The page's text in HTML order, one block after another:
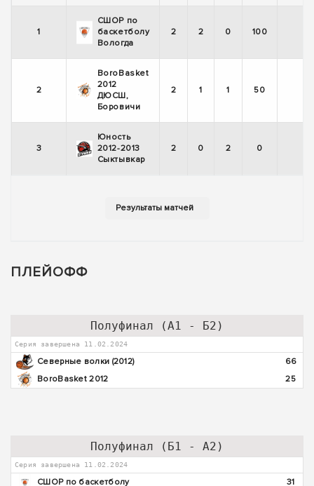
1
СШОР по
баскетболу
Вологда
2 2 0 100
2
BoroBasket
2012
ДЮСШ,
Боровичи
2 1 1 50
3
Юность
2012-2013
Сыктывкар
2 0 2 0
ПЛЕЙОФФ
Полуфинал (А1 - Б2)
Серия завершена 11.02.2024
Северные волки (2012)
66
BoroBasket 2012
25
Полуфинал (Б1 - А2)
Серия завершена 11.02.2024
СШОР по баскетболу
31